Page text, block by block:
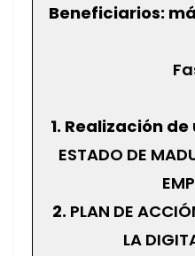
Beneficiarios:
1. Realización de
ESTADO DE
2. PLAN DE
LA